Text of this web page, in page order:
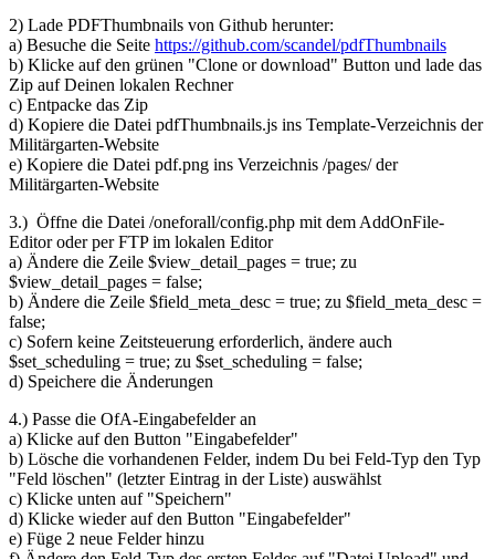
2) Lade PDFThumbnails von Github herunter:
a) Besuche die Seite https://github.com/scandel/pdfThumbnails
b) Klicke auf den grünen "Clone or download" Button und lade das
Zip auf Deinen lokalen Rechner
c) Entpacke das Zip
d) Kopiere die Datei pdfThumbnails.js ins Template-Verzeichnis der
Militärgarten-Website
e) Kopiere die Datei pdf.png ins Verzeichnis /pages/ der
Militärgarten-Website
3.) Öffne die Datei /oneforall/config.php mit dem AddOnFile-
Editor oder per FTP im lokalen Editor
a) Ändere die Zeile $view_detail_pages = true; zu
$view_detail_pages = false;
b) Ändere die Zeile $field_meta_desc = true; zu $field_meta_desc =
false;
c) Sofern keine Zeitsteuerung erforderlich, ändere auch
$set_scheduling = true; zu $set_scheduling = false;
d) Speichere die Änderungen
4.) Passe die OfA-Eingabefelder an
a) Klicke auf den Button "Eingabefelder"
b) Lösche die vorhandenen Felder, indem Du bei Feld-Typ den Typ
"Feld löschen" (letzter Eintrag in der Liste) auswählst
c) Klicke unten auf "Speichern"
d) Klicke wieder auf den Button "Eingabefelder"
e) Füge 2 neue Felder hinzu